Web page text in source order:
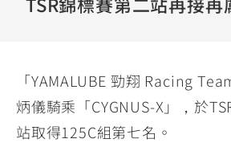
AMT
MT-
03
251~549
MT-
15
FORCE
RS NEO
125
「YAMALUBE 勁翔 Racing
炳儀騎乘「CYGNUS-X」，於
站取得125C組第七名。